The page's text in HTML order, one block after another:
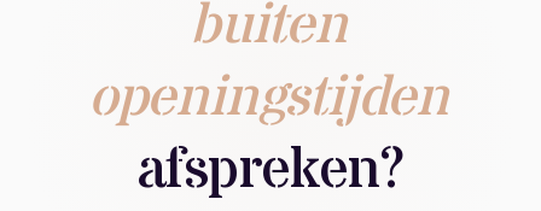
buiten
openingstijden
afspreken?